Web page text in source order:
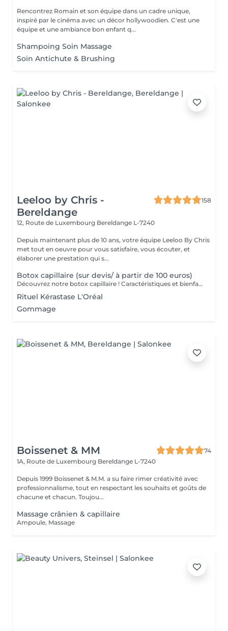
Rencontrez Romain et son équipe dans un cadre unique,
inspiré par le cinéma avec un décor hollywoodien. C'est une
équipe et une ambiance bon enfant q...
Shampoing Soin Massage
Soin Antichute & Brushing
Leeloo by Chris -
Bereldange
158
12, Route de Luxembourg Bereldange L-7240
Depuis maintenant plus de 10 ans, votre équipe Leeloo By Chris
met tout en oeuvre pour vous satisfaire, vous écouter, et
élaborer une prestation qui s...
Botox capillaire (sur devis/ à partir de 100 euros)
Découvrez notre botox capillaire ! Caractéristiques et bienfaits du botox capillaire -Rajeunisseur capillaire -Nourrit la fibre en profondeur -Accélère la pousse des cheveux -Réduit la casse des cheveux -Apporte de la brillance -Apporte de la douceur -Réduit les frisottis Les prises de rendez-vous se font par appels téléphoniques, ou par messages sur Instagram ou Facebook (leeloobychris)
Rituel Kérastase L'Oréal
Gommage
Boissenet & MM
74
1A, Route de Luxembourg Bereldange L-7240
Depuis 1999 Boissenet & M.M. a su faire rimer créativité avec
professionnalisme, tout en respectant les souhaits et goûts de
chacune et chacun. Toujou...
Massage crânien & capillaire
Ampoule, Massage